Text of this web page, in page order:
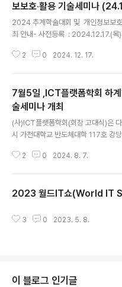
보보호‧활용 기술세미나
2024 추계학술대회 및 개인정보보호
최 안내- 사전등록 : 2024.12.17.(목)
fwconf_pr)2024 추계학술대회가
회 및 대학생논문경영대회가 함께 진
플랫폼대상 시상식도 진행되오니 많은
리겠습니다. * 등록은 233호 강의실
행됩니다.* 사전 등록 후 현장 참가 시,
술세미나 수료증 (2시간) 발급됩니다
원됩니다. 자세한 사항은 프로그램 참
2 0 2024. 12. 17.
7월5일 ,ICT플랫폼학회 하계
술세미나 개최
(사)ICT플랫폼학회(회장 고대식)은
시 가천대학교 반도체대학 117호 강
나에서는 학술 논문 발표 및 기업솔루
T플랫폼학회가 주최하는 이번 하계학
시야인사이트, 쌍용정보통신㈜, ㈜온
2 0 2024. 8. 7.
2023 월드IT쇼(World IT
3 0 2023. 5. 8.
이 블로그 인기글